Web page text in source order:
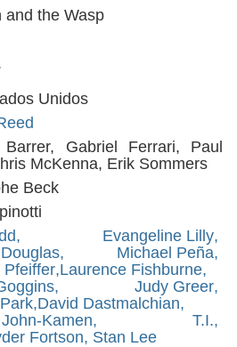
and the Wasp
Unidos
Gabriel Ferrari,
Paul
McKenna, Erik Sommers
Beck
, Evangeline Lilly,
, Michael Peña,
Pfeiffer,Laurence Fishburne,
, Judy Greer,
,David Dastmalchian,
Kamen, T.I.,
Fortson, Stan Lee